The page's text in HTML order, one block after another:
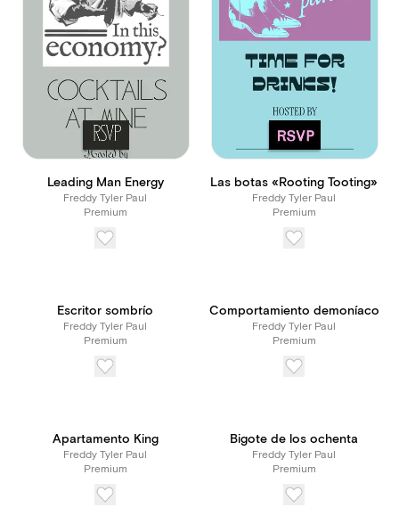
Leading Man Energy
Freddy Tyler Paul
Premium
Las botas «Rooting Tooting»
Freddy Tyler Paul
Premium
Escritor sombrío
Freddy Tyler Paul
Premium
Comportamiento demoníaco
Freddy Tyler Paul
Premium
Apartamento King
Freddy Tyler Paul
Premium
Bigote de los ochenta
Freddy Tyler Paul
Premium